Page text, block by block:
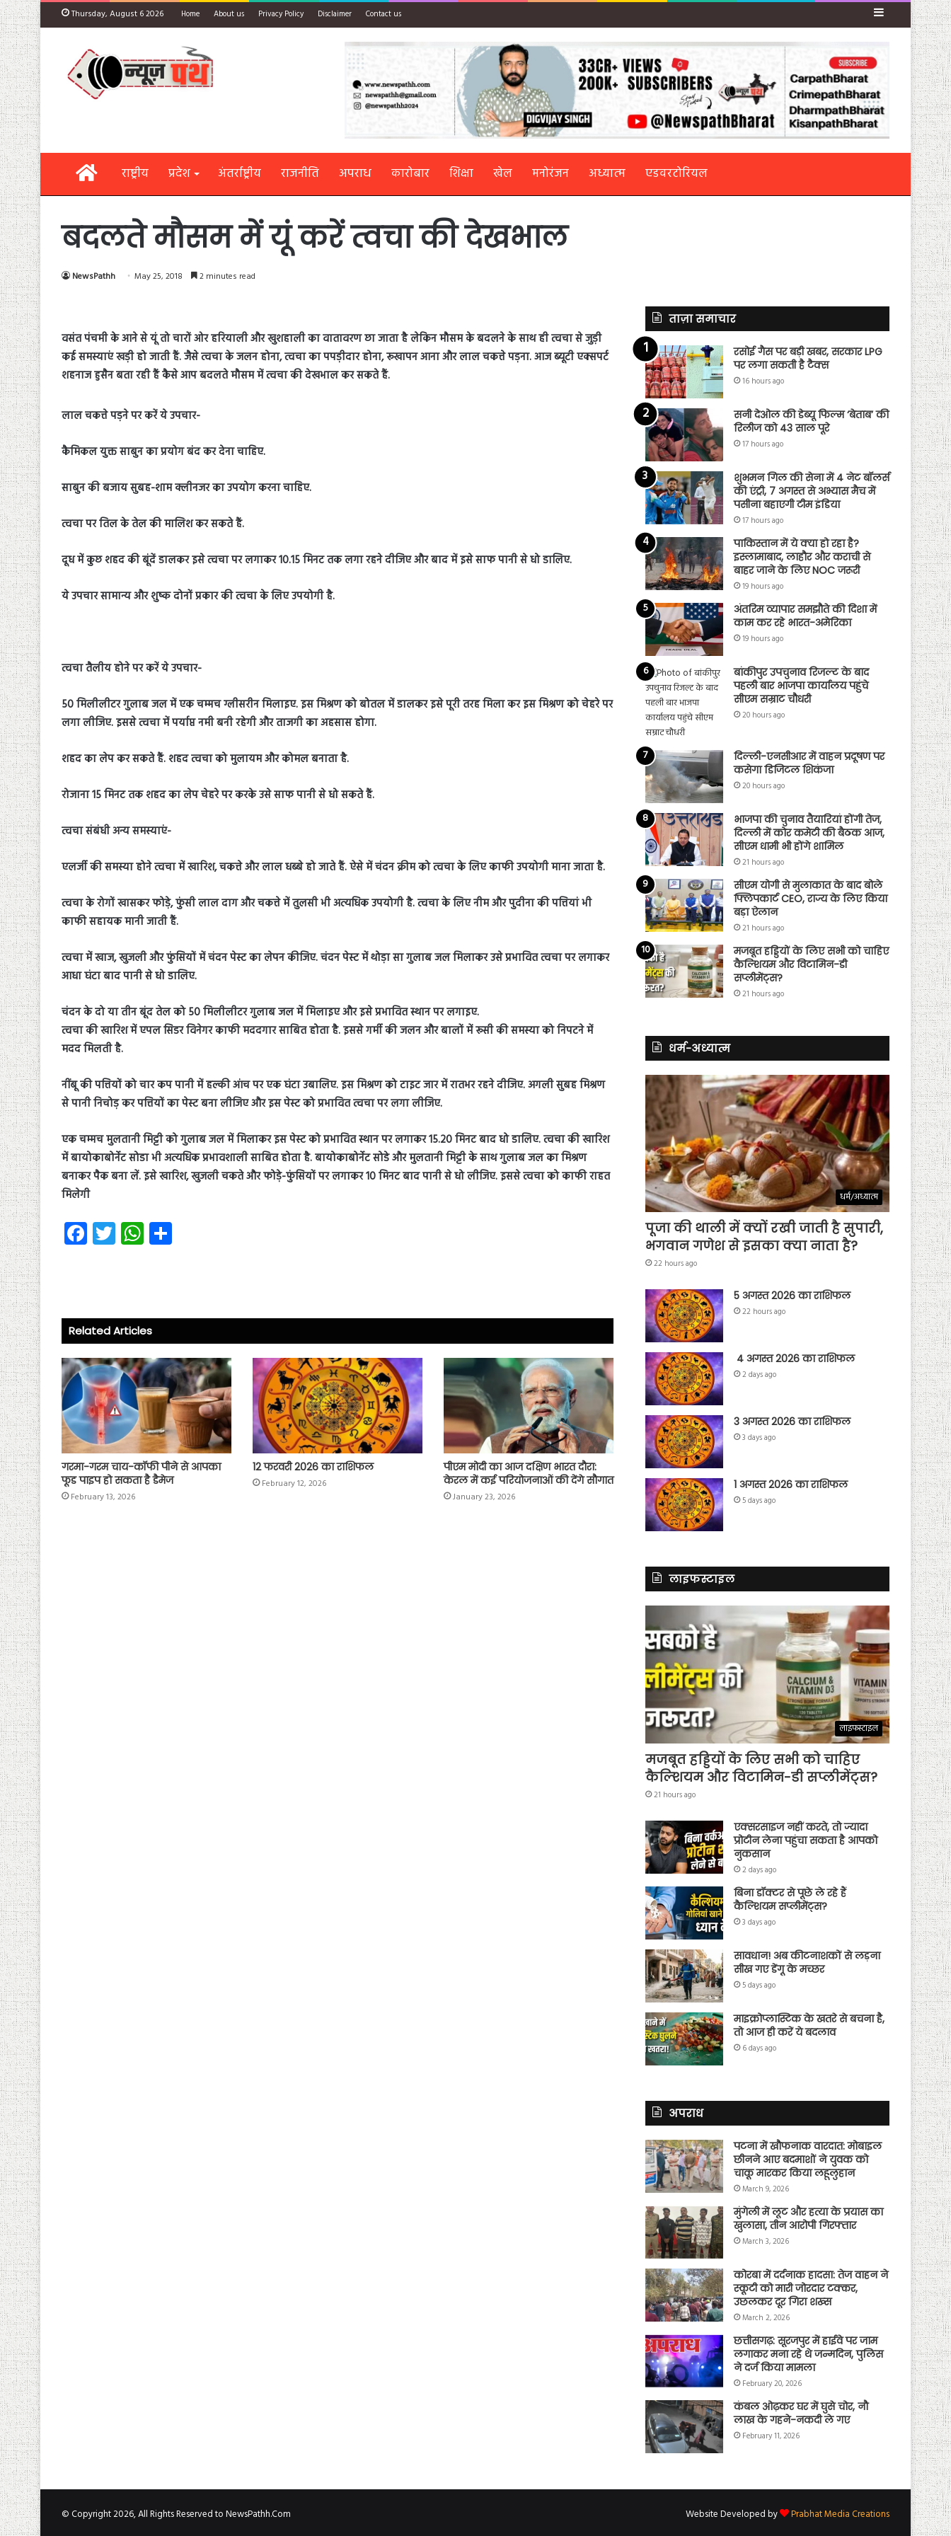
Thursday, August 6 2026 Home About us Privacy Policy Disclaimer Contact us Sidebar
Homeराष्ट्रीय प्रदेश अंतर्राष्ट्रीय राजनीति अपराध कारोबार शिक्षा खेल मनोरंजन अध्यात्म एडवरटोरियल
बदलते मौसम में यूं करें त्वचा की देखभाल
NewsPathh May 25, 2018 2 minutes read
वसंत पंचमी के आने से यूं तो चारों ओर हरियाली और खुशहाली का वातावरण छा जाता है लेकिन मौसम के बदलने के साथ ही त्वचा से जुड़ी
कई समस्याएं खड़ी हो जाती हैं. जैसे त्वचा के जलन होना, त्वचा का पपड़ीदार होना, रूखापन आना और लाल चकत्ते पड़ना. आज ब्यूटी एक्सपर्ट
शहनाज हुसैन बता रही हैं कैसे आप बदलते मौसम में त्वचा की देखभाल कर सकते हैं.
लाल चकत्ते पड़ने पर करें ये उपचार-
कैमिकल युक्त साबुन का प्रयोग बंद कर देना चाहिए.
साबुन की बजाय सुबह-शाम क्लीनजर का उपयोग करना चाहिए.
त्वचा पर तिल के तेल की मालिश कर सकते हैं.
दूध में कुछ शहद की बूंदें डालकर इसे त्वचा पर लगाकर 10.15 मिनट तक लगा रहने दीजिए और बाद में इसे साफ पानी से धो डालिए.
ये उपचार सामान्य और शुष्क दोनों प्रकार की त्वचा के लिए उपयोगी है.
त्वचा तैलीय होने पर करें ये उपचार-
50 मिलीलीटर गुलाब जल में एक चम्मच ग्लीसरीन मिलाइए. इस मिश्रण को बोतल में डालकर इसे पूरी तरह मिला कर इस मिश्रण को चेहरे पर
लगा लीजिए. इससे त्वचा में पर्याप्त नमी बनी रहेगी और ताजगी का अहसास होगा.
शहद का लेप कर सकते हैं. शहद त्वचा को मुलायम और कोमल बनाता है.
रोजाना 15 मिनट तक शहद का लेप चेहरे पर करके उसे साफ पानी से धो सकते हैं.
त्वचा संबंधी अन्य समस्याएं-
एलर्जी की समस्या होने त्वचा में खारिश, चकत्ते और लाल धब्बे हो जाते हैं. ऐसे में चंदन क्रीम को त्वचा के लिए काफी उपयोगी माना जाता है.
त्वचा के रोगों खासकर फोड़े, फुंसी लाल दाग और चकत्ते में तुलसी भी अत्यधिक उपयोगी है. त्वचा के लिए नीम और पुदीना की पत्तियां भी
काफी सहायक मानी जाती हैं.
त्वचा में खाज, खुजली और फुंसियों में चंदन पेस्ट का लेपन कीजिए. चंदन पेस्ट में थोड़ा सा गुलाब जल मिलाकर उसे प्रभावित त्वचा पर लगाकर
आधा घंटा बाद पानी से धो डालिए.
चंदन के दो या तीन बूंद तेल को 50 मिलीलीटर गुलाब जल में मिलाइए और इसे प्रभावित स्थान पर लगाइए.
त्वचा की खारिश में एपल सिडर विनेगर काफी मददगार साबित होता है. इससे गर्मी की जलन और बालों में रूसी की समस्या को निपटने में
मदद मिलती है.
नींबू की पत्तियों को चार कप पानी में हल्की आंच पर एक घंटा उबालिए. इस मिश्रण को टाइट जार में रातभर रहने दीजिए. अगली सुबह मिश्रण
से पानी निचोड़ कर पत्तियों का पेस्ट बना लीजिए और इस पेस्ट को प्रभावित त्वचा पर लगा लीजिए.
एक चम्मच मुलतानी मिट्टी को गुलाब जल में मिलाकर इस पेस्ट को प्रभावित स्थान पर लगाकर 15.20 मिनट बाद धो डालिए. त्वचा की खारिश
में बायोकाबोर्नेट सोडा भी अत्यधिक प्रभावशाली साबित होता है. बायोकाबोर्नेट सोडे और मुलतानी मिट्टी के साथ गुलाब जल का मिश्रण
बनाकर पैक बना लें. इसे खारिश, खुजली चकते और फोड़े-फुंसियों पर लगाकर 10 मिनट बाद पानी से धो लीजिए. इससे त्वचा को काफी राहत
मिलेगी
Fa
ce
ok
T
wi
W
ha
p
p
Related Articles
गरमा-गरम चाय-कॉफी पीने से आपका
फूड पाइप हो सकता है डैमेज
February 13, 2026
12 फरवरी 2026 का राशिफल
February 12, 2026
पीएम मोदी का आज दक्षिण भारत दौरा:
केरल में कई परियोजनाओं की देंगे सौगात
January 23, 2026
ताज़ा समाचार
रसोई गैस पर बड़ी खबर, सरकार LPG
पर लगा सकती है टैक्स
16 hours ago
सनी देओल की डेब्यू फिल्म ‘बेताब’ की
रिलीज को 43 साल पूरे
17 hours ago
शुभमन गिल की सेना में 4 नेट बॉलर्स
की एंट्री, 7 अगस्त से अभ्यास मैच में
पसीना बहाएगी टीम इंडिया
17 hours ago
पाकिस्तान में ये क्या हो रहा है?
इस्लामाबाद, लाहौर और कराची से
बाहर जाने के लिए NOC जरूरी
19 hours ago
अंतरिम व्यापार समझौते की दिशा में
काम कर रहे भारत-अमेरिका
19 hours ago
बांकीपुर उपचुनाव रिजल्ट के बाद
पहली बार भाजपा कार्यालय पहुंचे
सीएम सम्राट चौधरी
20 hours ago
दिल्ली-एनसीआर में वाहन प्रदूषण पर
कसेगा डिजिटल शिकंजा
20 hours ago
भाजपा की चुनाव तैयारियां होंगी तेज,
दिल्ली में कोर कमेटी की बैठक आज,
सीएम धामी भी होंगे शामिल
21 hours ago
सीएम योगी से मुलाकात के बाद बोले
फ्लिपकार्ट CEO, राज्य के लिए किया
बड़ा ऐलान
21 hours ago
मजबूत हड्डियों के लिए सभी को चाहिए
कैल्शियम और विटामिन-डी
सप्लीमेंट्स?
21 hours ago
धर्म-अध्यात्म
धर्म/अध्यात्म
पूजा की थाली में क्यों रखी जाती है सुपारी,
भगवान गणेश से इसका क्या नाता है?
22 hours ago
5 अगस्त 2026 का राशिफल
22 hours ago
4 अगस्त 2026 का राशिफल
2 days ago
3 अगस्त 2026 का राशिफल
3 days ago
1 अगस्त 2026 का राशिफल
5 days ago
लाइफस्टाइल
लाइफस्टाइल
मजबूत हड्डियों के लिए सभी को चाहिए
कैल्शियम और विटामिन-डी सप्लीमेंट्स?
21 hours ago
एक्सरसाइज नहीं करते, तो ज्यादा
प्रोटीन लेना पहुंचा सकता है आपको
नुकसान
2 days ago
बिना डॉक्टर से पूछे ले रहे हैं
कैल्शियम सप्लीमेंट्स?
3 days ago
सावधान! अब कीटनाशकों से लड़ना
सीख गए डेंगू के मच्छर
5 days ago
माइक्रोप्लास्टिक के खतरे से बचना है,
तो आज ही करें ये बदलाव
6 days ago
अपराध
पटना में खौफनाक वारदात: मोबाइल
छीनने आए बदमाशों ने युवक को
चाकू मारकर किया लहूलुहान
March 9, 2026
मुंगेली में लूट और हत्या के प्रयास का
खुलासा, तीन आरोपी गिरफ्तार
March 3, 2026
कोरबा में दर्दनाक हादसा: तेज वाहन ने
स्कूटी को मारी जोरदार टक्कर,
उछलकर दूर गिरा शख्स
March 2, 2026
छत्तीसगढ़: सूरजपुर में हाईवे पर जाम
लगाकर मना रहे थे जन्मदिन, पुलिस
ने दर्ज किया मामला
February 20, 2026
कंबल ओढ़कर घर में घुसे चोर, नौ
लाख के गहने-नकदी ले गए
February 11, 2026
© Copyright 2026, All Rights Reserved to NewsPathh.Com Website Developed by Prabhat Media Creations